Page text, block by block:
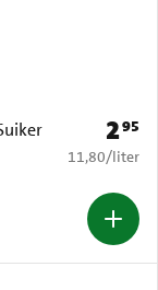
Prijs:
295
€ 11,80 per
11,80/liter